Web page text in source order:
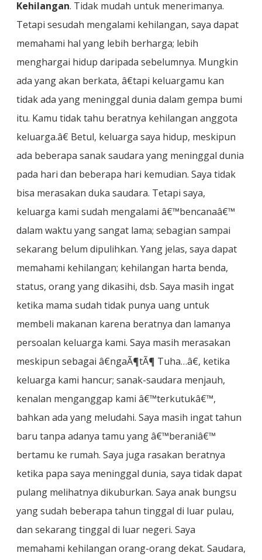
Kehilangan. Tidak mudah untuk menerimanya.
Tetapi sesudah mengalami kehilangan, saya dapat
memahami hal yang lebih berharga; lebih
menghargai hidup daripada sebelumnya. Mungkin
ada yang akan berkata, â€tapi keluargamu kan
tidak ada yang meninggal dunia dalam gempa bumi
itu. Kamu tidak tahu beratnya kehilangan anggota
keluarga.â€ Betul, keluarga saya hidup, meskipun
ada beberapa sanak saudara yang meninggal dunia
pada hari dan beberapa hari kemudian. Saya tidak
bisa merasakan duka saudara. Tetapi saya,
keluarga kami sudah mengalami â€™bencanaâ€™
dalam waktu yang sangat lama; sebagian sampai
sekarang belum dipulihkan. Yang jelas, saya dapat
memahami kehilangan; kehilangan harta benda,
status, orang yang dikasihi, dsb. Saya masih ingat
ketika mama sudah tidak punya uang untuk
membeli makanan karena beratnya dan lamanya
persoalan keluarga kami. Saya masih merasakan
meskipun sebagai â€ngaÃ¶tÃ¶ Tuha…â€, ketika
keluarga kami hancur; sanak-saudara menjauh,
kenalan menganggap kami â€™terkutukâ€™,
bahkan ada yang meludahi. Saya masih ingat tahun
baru tanpa adanya tamu yang â€™beraniâ€™
bertamu ke rumah. Saya juga rasakan beratnya
ketika papa saya meninggal dunia, saya tidak dapat
pulang melihatnya dikuburkan. Saya anak bungsu
yang sudah beberapa tahun tinggal di luar pulau,
dan sekarang tinggal di luar negeri. Saya
memahami kehilangan orang-orang dekat. Saudara,